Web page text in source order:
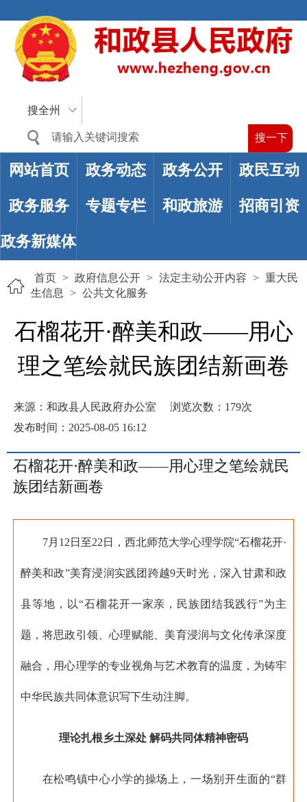
搜全州
网站首页 政务动态 政务公开 政民互动
政务服务 专题专栏 和政旅游 招商引资
政务新媒体
首页 > 政府信息公开 > 法定主动公开内容 > 重大民
生信息
> 公共文化服务
石榴花开·醉美和政——用心
理之笔绘就民族团结新画卷
来源：和政县人民政府办公室 浏览次数： 179次
发布时间：2025-08-05 16:12
石榴花开·醉美和政——用心理之笔绘就民
族团结新画卷
7月12日至22日，西北师范大学心理学院“石榴花开·
醉美和政”美育浸润实践团跨越9天时光，深入甘肃和政
县等地，以“石榴花开一家亲，民族团结我践行”为主
题，将思政引领、心理赋能、美育浸润与文化传承深度
融合，用心理学的专业视角与艺术教育的温度，为铸牢
中华民族共同体意识写下生动注脚。
理论扎根乡土深处 解码共同体精神密码
在松鸣镇中心小学的操场上，一场别开生面的“群